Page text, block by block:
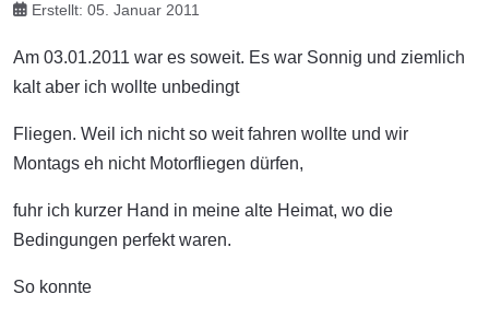
Erstellt: 05. Januar 2011
Am 03.01.2011 war es soweit. Es war Sonnig und ziemlich
kalt aber ich wollte unbedingt
Fliegen. Weil ich nicht so weit fahren wollte und wir
Montags eh nicht Motorfliegen dürfen,
fuhr ich kurzer Hand in meine alte Heimat, wo die
Bedingungen perfekt waren.
So konnte